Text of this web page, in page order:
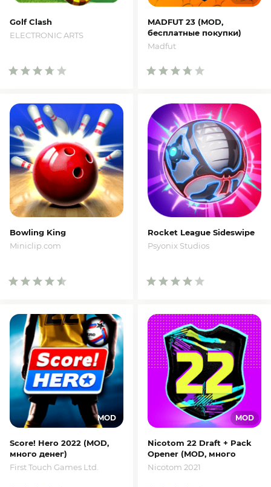
Golf Clash
ELECTRONIC ARTS
MADFUT 23 (MOD,
бесплатные покупки)
Madfut
Bowling King
Miniclip.com
Rocket League Sideswipe
Psyonix Studios
Score! Hero 2022 (MOD,
много денег)
First Touch Games Ltd.
Nicotom 22 Draft + Pack
Opener (MOD, много
денег)
Nicotom 2021